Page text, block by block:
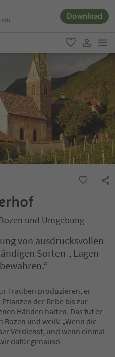
Download
favorit
user link
und Umgebung
von ausdrucksvollen
Sorten-, Lagen-
Trauben produzieren, er
der Rebe bis zur
Händen halten. Das tut er
Bozen und weiß: „Wenn die
Verdienst, und wenn einmal
dafür genauso